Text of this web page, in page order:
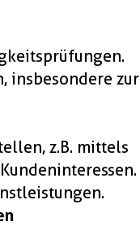
insbesondere zur
z.B. mittels